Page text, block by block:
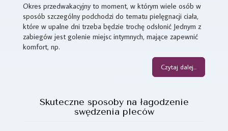
Okres przedwakacyjny to moment, w którym wiele osób w
sposób szczególny podchodzi do tematu pielęgnacji ciała,
które w upalne dni trzeba będzie trochę odsłonić Jednym z
zabiegów jest golenie miejsc intymnych, mające zapewnić
komfort, np.
Czytaj dalej...
Skuteczne sposoby na łagodzenie
swędzenia pleców